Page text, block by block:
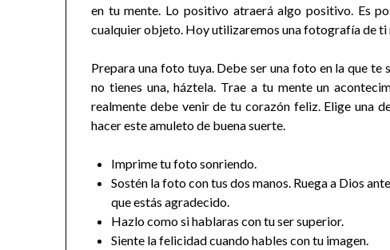
en tu mente. Lo positivo atraerá algo positivo. Es
cualquier objeto. Hoy utilizaremos una fotografía de ti
Prepara una foto tuya. Debe ser una foto en la que
no tienes una, háztela. Trae a tu mente un
realmente debe venir de tu corazón feliz. Elige una
hacer este amuleto de buena suerte.
Imprime tu foto sonriendo.
Sostén la foto con tus dos manos. Ruega a Dios
que estás agradecido.
Hazlo como si hablaras con tu ser superior.
Siente la felicidad cuando hables con tu imagen.